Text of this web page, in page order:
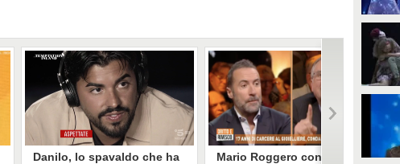
Danilo, lo spavaldo che ha
Mario Roggero contro Luca